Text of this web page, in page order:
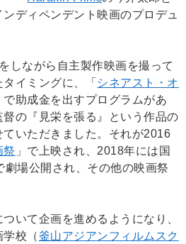
ディペンデント映画のプロデュ
しながら自主製作映画を撮って
イミングに、「 シネアスト・オ
で助成金を出すプログラムがあ
の『見栄を張る』という作品の
いただきました。それが2016
祭 」で上映され、2018年には国
劇場公開され、その他の映画祭
いて企画を進めるようになり、
校（釜山アジアンフィルムスク